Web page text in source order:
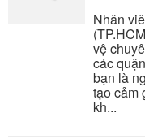
Nhân
vệ
các
bạn là
tạo cảm
kh...